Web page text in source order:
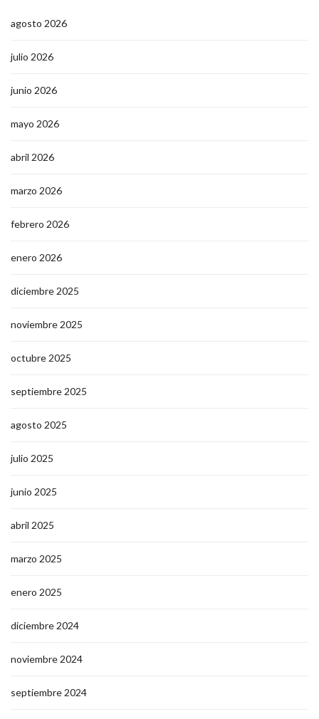
agosto 2026
julio 2026
junio 2026
mayo 2026
abril 2026
marzo 2026
febrero 2026
enero 2026
diciembre 2025
noviembre 2025
octubre 2025
septiembre 2025
agosto 2025
julio 2025
junio 2025
abril 2025
marzo 2025
enero 2025
diciembre 2024
noviembre 2024
septiembre 2024